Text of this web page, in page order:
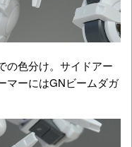
の色分け。サイドアー
マーにはGNビームダガ